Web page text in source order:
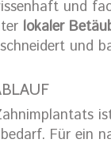
und
lokaler
und
Für ein